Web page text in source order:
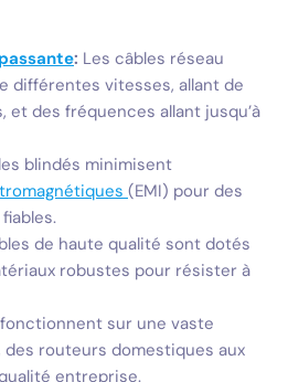
: Les câbles réseau
différentes vitesses, allant de
et des fréquences allant jusqu’à
blindés minimisent
(EMI) pour des
de haute qualité sont dotés
robustes pour résister à
sur une vaste
des routeurs domestiques aux
entreprise.